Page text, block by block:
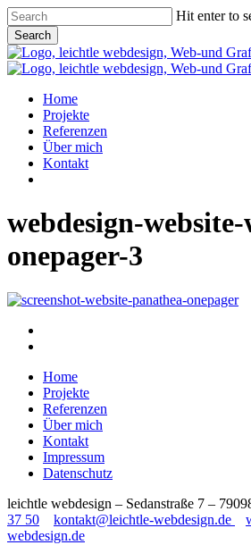
Skip
to
main
content
Hit enter to
Search
Close
Search
Menu
Home
Projekte
Referenzen
Über mich
Kontakt
webdesign-
onepager-3
Home
Projekte
Referenzen
Über mich
Kontakt
Impressum
Datenschutz
leichtle webdesign – Sedanstraße 7 –
37 50
kontakt@leichtle-webdesign.de
webdesign.de